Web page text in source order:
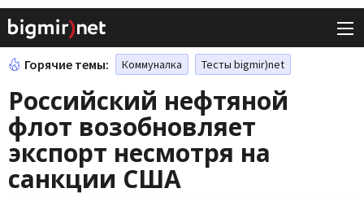
Горячие темы: Коммуналка Тесты bigmir)net
Российский нефтяной
флот возобновляет
экспорт несмотря на
санкции США